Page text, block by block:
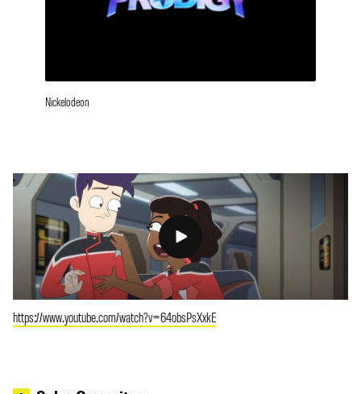
Nickelodeon
https://www.youtube.com/watch?v=64obsPsXxkE